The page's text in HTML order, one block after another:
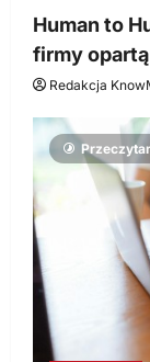
Human to
firmy
Redakcja